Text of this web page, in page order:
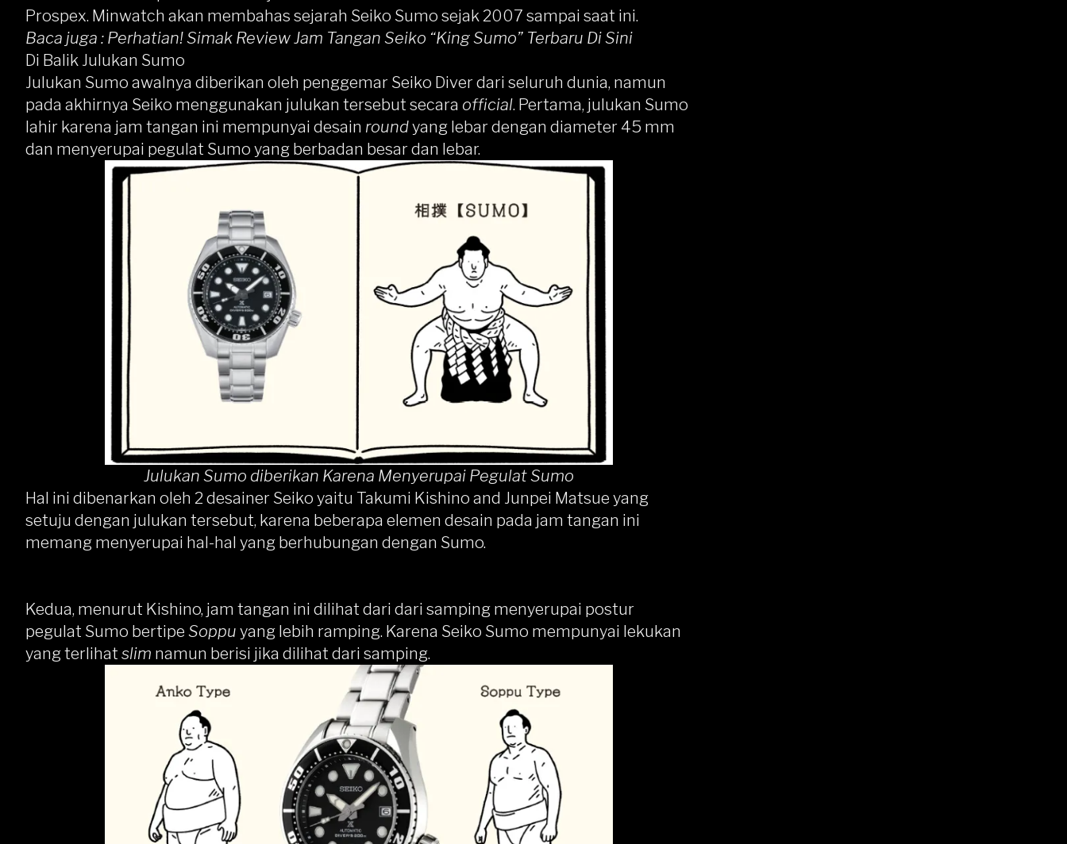
Prospex. Minwatch akan membahas sejarah Seiko Sumo sejak 2007 sampai saat ini.
Baca juga : Perhatian! Simak Review Jam Tangan Seiko “King Sumo” Terbaru Di Sini
Di Balik Julukan Sumo
Julukan Sumo awalnya diberikan oleh penggemar Seiko Diver dari seluruh dunia, namun
pada akhirnya Seiko menggunakan julukan tersebut secara official. Pertama, julukan Sumo
lahir karena jam tangan ini mempunyai desain roundyang lebar dengan diameter 45 mm
dan menyerupai pegulat Sumo yang berbadan besar dan lebar.
Julukan Sumo diberikan Karena Menyerupai Pegulat Sumo
Hal ini dibenarkan oleh 2 desainer Seiko yaitu Takumi Kishino and Junpei Matsue yang
setuju dengan julukan tersebut, karena beberapa elemen desain pada jam tangan ini
memang menyerupai hal-hal yang berhubungan dengan Sumo.
Kedua, menurut Kishino, jam tangan ini dilihat dari dari samping menyerupai postur
pegulat Sumo bertipe Soppu yang lebih ramping. Karena Seiko Sumo mempunyai lekukan
yang terlihat slim namun berisi jika dilihat dari samping.